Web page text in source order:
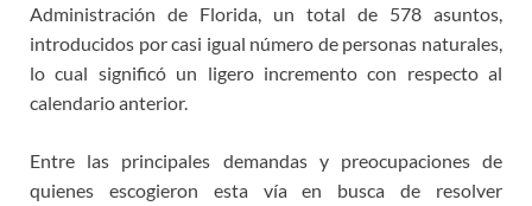
Administración de Florida, un total de 578 asuntos,
introducidos por casi igual número de personas naturales,
lo cual significó un ligero incremento con respecto al
calendario anterior.
Entre las principales demandas y preocupaciones de
quienes escogieron esta vía en busca de resolver